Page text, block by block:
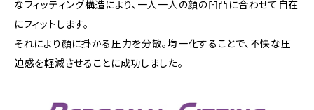
なフィッティング構造により、一人一人の顔の凹凸に合わせて自在
にフィットします。
それにより顔に掛かる圧力を分散。均一化することで、不快な圧
迫感を軽減させることに成功しました。